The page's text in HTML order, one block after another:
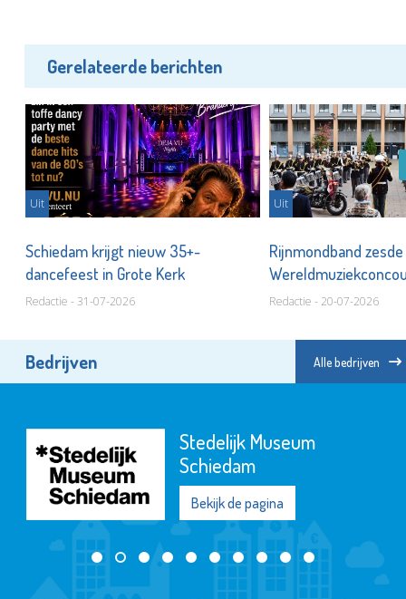
Gerelateerde berichten
Uit
Schiedam krijgt nieuw 35+-
dancefeest in Grote Kerk
Redactie - 31-07-2026
Uit
Rijnmondband
Redactie - 20-07-2026
Bedrijven Alle bedrijven
Stedelijk Museum
Schiedam
Bekijk de pagina